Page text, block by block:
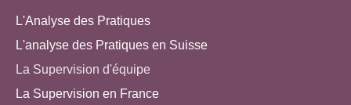
L'Analyse des Pratiques
L'analyse des Pratiques en Suisse
La Supervision d'équipe
La Supervision en France